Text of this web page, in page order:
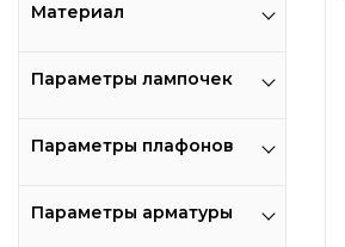
Материал
Параметры лампочек
Параметры плафонов
Параметры арматуры